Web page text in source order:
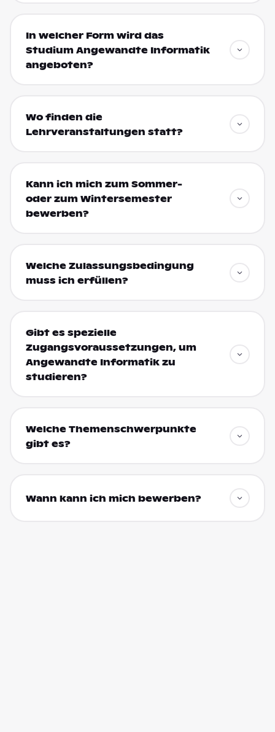
In welcher Form wird das
Studium Angewandte Informatik
angeboten?
Wo finden die
Lehrveranstaltungen statt?
Kann ich mich zum Sommer-
oder zum Wintersemester
bewerben?
Welche Zulassungsbedingung
muss ich erfüllen?
Gibt es spezielle
Zugangsvoraussetzungen, um
Angewandte Informatik zu
studieren?
Welche Themenschwerpunkte
gibt es?
Wann kann ich mich bewerben?